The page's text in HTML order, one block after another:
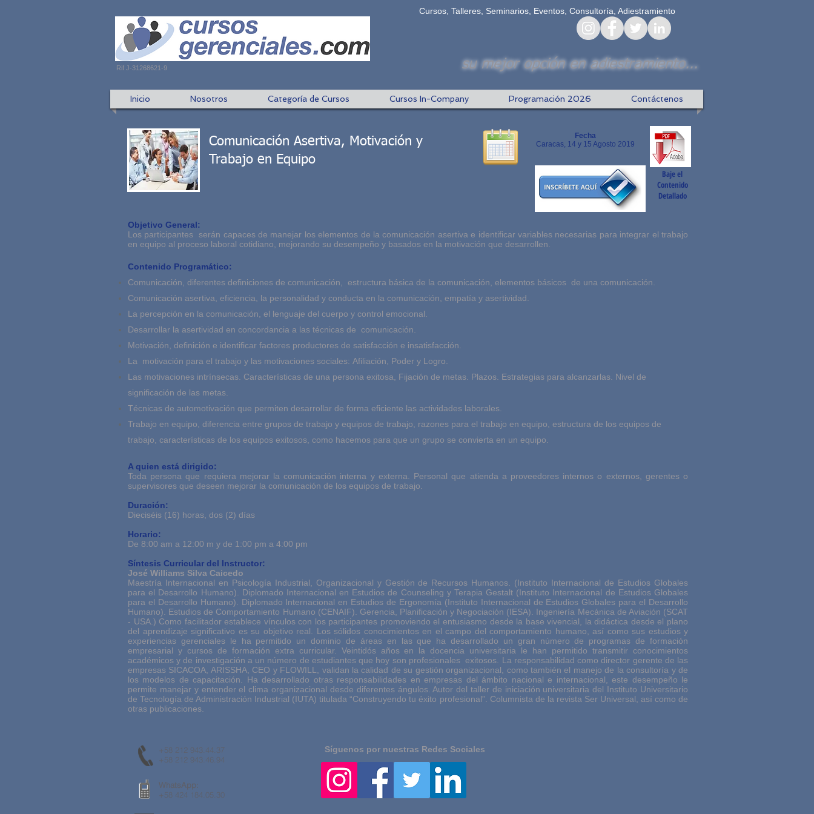
Cursos, Talleres, Seminarios, Eventos, Consultoría, Adiestramiento
Rif J-31268621-9 su mejor opción en adiestramiento...
Inicio Nosotros Categoría de Cursos Cursos In-Company Programación 2026 Contáctenos
Comunicación Asertiva, Motivación y
Trabajo en Equipo
Fecha
Caracas, 14 y 15 Agosto 2019
Baje el
Contenido
Detallado
Objetivo General:
Los participantes serán capaces de manejar los elementos de la comunicación asertiva e identificar variables necesarias para integrar el trabajo
en equipo al proceso laboral cotidiano, mejorando su desempeño y basados en la motivación que desarrollen.
Contenido Programático:
Comunicación, diferentes definiciones de comunicación, estructura básica de la comunicación, elementos básicos de una comunicación.
Comunicación asertiva, eficiencia, la personalidad y conducta en la comunicación, empatía y asertividad.
La percepción en la comunicación, el lenguaje del cuerpo y control emocional.
Desarrollar la asertividad en concordancia a las técnicas de comunicación.
Motivación, definición e identificar factores productores de satisfacción e insatisfacción.
La motivación para el trabajo y las motivaciones sociales: Afiliación, Poder y Logro.
Las motivaciones intrínsecas. Características de una persona exitosa, Fijación de metas. Plazos. Estrategias para alcanzarlas. Nivel de
significación de las metas.
Técnicas de automotivación que permiten desarrollar de forma eficiente las actividades laborales.
Trabajo en equipo, diferencia entre grupos de trabajo y equipos de trabajo, razones para el trabajo en equipo, estructura de los equipos de
trabajo, características de los equipos exitosos, como hacemos para que un grupo se convierta en un equipo.
A quien está dirigido:
Toda persona que requiera mejorar la comunicación interna y externa. Personal que atienda a proveedores internos o externos, gerentes o
supervisores que deseen mejorar la comunicación de los equipos de trabajo.
Duración:
Dieciséis (16) horas, dos (2) días
Horario:
De 8:00 am a 12:00 m y de 1:00 pm a 4:00 pm
Síntesis Curricular del Instructor:
José Williams Silva Caicedo
Maestría Internacional en Psicología Industrial, Organizacional y Gestión de Recursos Humanos. (Instituto Internacional de Estudios Globales
para el Desarrollo Humano). Diplomado Internacional en Estudios de Counseling y Terapia Gestalt (Instituto Internacional de Estudios Globales
para el Desarrollo Humano). Diplomado Internacional en Estudios de Ergonomía (Instituto Internacional de Estudios Globales para el Desarrollo
Humano). Estudios de Comportamiento Humano (CENAIF). Gerencia, Planificación y Negociación (IESA). Ingeniería Mecánica de Aviación (SCAT
- USA.) Como facilitador establece vínculos con los participantes promoviendo el entusiasmo desde la base vivencial, la didáctica desde el plano
del aprendizaje significativo es su objetivo real. Los sólidos conocimientos en el campo del comportamiento humano, así como sus estudios y
experiencias gerenciales le ha permitido un dominio de áreas en las que ha desarrollado un gran número de programas de formación
empresarial y cursos de formación extra curricular. Veintidós años en la docencia universitaria le han permitido transmitir conocimientos
académicos y de investigación a un número de estudiantes que hoy son profesionales exitosos. La responsabilidad como director gerente de las
empresas SICACOA, ARISSHA, CEO y FLOWILL, validan la calidad de su gestión organizacional, como también el manejo de la consultoría y de
los modelos de capacitación. Ha desarrollado otras responsabilidades en empresas del ámbito nacional e internacional, este desempeño le
permite manejar y entender el clima organizacional desde diferentes ángulos. Autor del taller de iniciación universitaria del Instituto Universitario
de Tecnología de Administración Industrial (IUTA) titulada “Construyendo tu éxito profesional”. Columnista de la revista Ser Universal, así como de
otras publicaciones.
+58 212 943.44.37
+58 212 943.46.94
WhatsApp:
+58 424 184.05.30
Síguenos por nuestras Redes Sociales